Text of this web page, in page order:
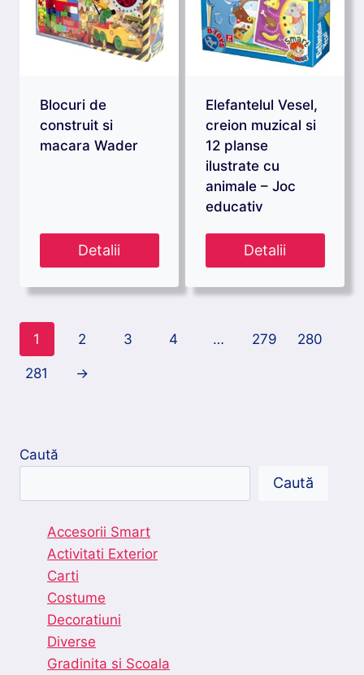
Blocuri de
construit si
macara Wader
Detalii
Elefantelul Vesel,
creion muzical si
12 planse
ilustrate cu
animale – Joc
educativ
Detalii
1 2 3 4 … 279 280
281 →
Caută
Caută
Accesorii Smart
Activitati Exterior
Carti
Costume
Decoratiuni
Diverse
Gradinita si Scoala